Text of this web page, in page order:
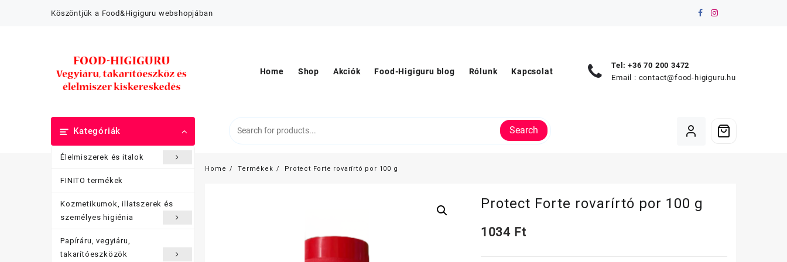
Köszöntjük a Food&Higiguru webshopjában
Home Shop Akciók Food-Higiguru blog Rólunk Kapcsolat
Tel: +36 70 200 3472
Email : contact@food-higiguru.hu
Kategóriák
Élelmiszerek és italok
FINITO termékek
Kozmetikumok, illatszerek és
személyes higiénia
Papíráru, vegyiáru,
takarítóeszközök
Search
Home Termékek Protect Forte rovarírtó por 100 g
Protect Forte rovarírtó por 100 g
1034 Ft